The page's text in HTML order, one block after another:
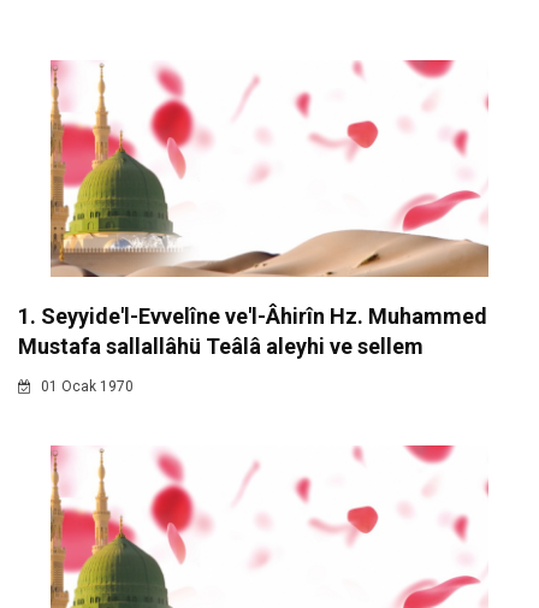
1. Seyyide'l-Evvelîne ve'l-Âhirîn Hz. Muhammed
Mustafa sallallâhü Teâlâ aleyhi ve sellem
01 Ocak 1970